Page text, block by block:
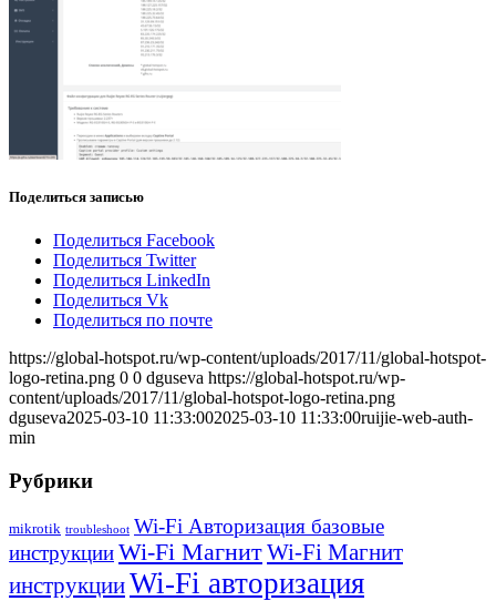
Поделиться записью
Поделиться Facebook
Поделиться Twitter
Поделиться LinkedIn
Поделиться Vk
Поделиться по почте
https://global-hotspot.ru/wp-content/uploads/2017/11/global-hotspot-
logo-retina.png 0 0 dguseva https://global-hotspot.ru/wp-
content/uploads/2017/11/global-hotspot-logo-retina.png
dguseva2025-03-10 11:33:002025-03-10 11:33:00ruijie-web-auth-
min
Рубрики
mikrotik troubleshoot Wi-Fi Авторизация базовые
инструкцииWi-Fi МагнитWi-Fi Магнит
инструкцииWi-Fi авторизация